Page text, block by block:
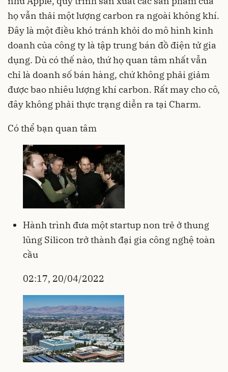
họ vẫn thải một lượng carbon ra ngoài không khí.
Đây là một điều khó tránh khỏi do mô hình kinh
doanh của công ty là tập trung bán đồ điện tử gia
dụng. Dù có thế nào, thứ họ quan tâm nhất vẫn
chỉ là doanh số bán hàng, chứ không phải giảm
được bao nhiêu lượng khí carbon. Rất may cho cô,
đây không phải thực trạng diễn ra tại Charm.
Có thể bạn quan tâm
Hành trình đưa một startup non trẻ ở thung
lũng Silicon trở thành đại gia công nghệ toàn
cầu
02:17, 20/04/2022